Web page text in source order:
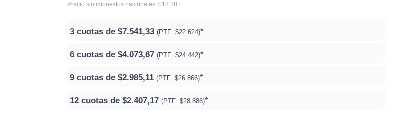
Precio sin impuestos nacionales: $18.281
3 cuotas de $7.541,33 (PTF: $22.624)*
6 cuotas de $4.073,67 (PTF: $24.442)*
9 cuotas de $2.985,11 (PTF: $26.866)*
12 cuotas de $2.407,17 (PTF: $28.886)*